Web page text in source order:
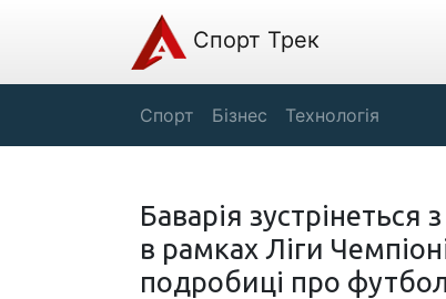
Спорт Трек
Спорт Бізнес Технологія
Баварія
в рамках Ліги
подробиці про